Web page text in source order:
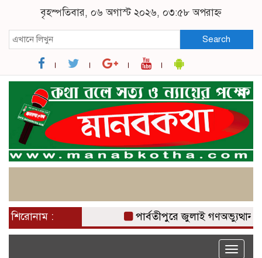
বৃহস্পতিবার, ০৬ অগাস্ট ২০২৬, ০৩:৫৮ অপরাহ্ন
Search
শিরোনাম : পার্বতীপুরে জুলাই গণঅভ্যুত্থান
Toggle